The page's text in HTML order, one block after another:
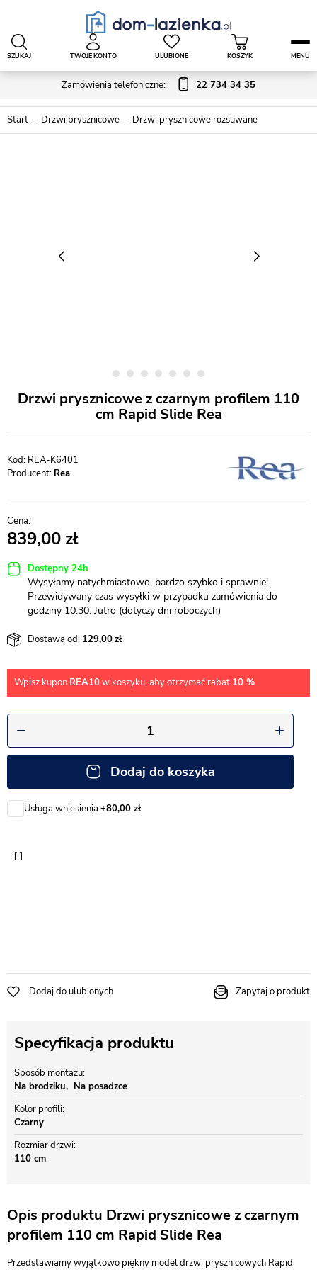
Zamówienia telefoniczne: 22 734 34 35
SZUKAJ TWOJE KONTO ULUBIONE KOSZYK MENU
Start Drzwi prysznicowe Drzwi prysznicowe rozsuwane
Drzwi prysznicowe z czarnym profilem 110
cm Rapid Slide Rea
REA-K6401
Producent: Rea
839,00
Dostępny 24h
Wysyłamy natychmiastowo, bardzo szybko i sprawnie!
Przewidywany czas wysyłki w przypadku zamówienia do
godziny 10:30: Jutro (dotyczy dni roboczych)
Dostawa od: 129,00
Wpisz kupon REA10w koszyku, aby otrzymać rabat 10 %
Dodaj do koszyka
Usługa wniesienia +80,00 zł
Dodaj do ulubionych Zapytaj o produkt
Specyfikacja produktu
Sposób montażu
Na brodziku
Na posadzce
Kolor profili
Czarny
Rozmiar drzwi
110 cm
Opis produktu Drzwi prysznicowe z czarnym
profilem 110 cm Rapid Slide Rea
Przedstawiamy wyjątkowo piękny model drzwi prysznicowych Rapid